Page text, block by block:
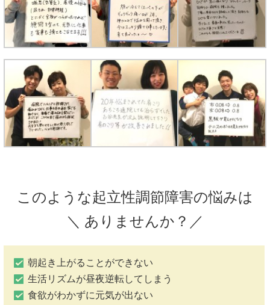
このような起立性調節障害の悩みは
＼ ありませんか？／
朝起き上がることができない
生活リズムが昼夜逆転してしまう
食欲がわかずに元気が出ない